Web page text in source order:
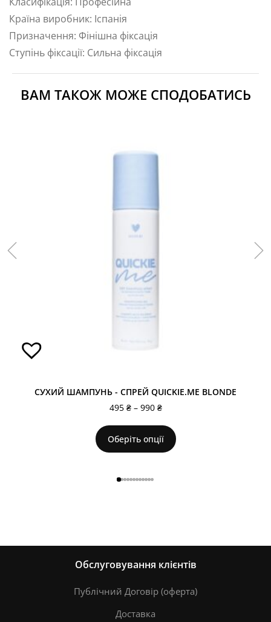
Країна виробник: Іспанія
Призначення: Фінішна фіксація
Ступінь фіксації: Сильна фіксація
ВАМ ТАКОЖ МОЖЕ СПОДОБАТИСЬ
СУХИЙ ШАМПУНЬ - СПРЕЙ QUICKIE.ME BLONDE
495 ₴ – 990 ₴
Оберіть опції
Обслуговування клієнтів
Публічний Договір (оферта)
Доставка